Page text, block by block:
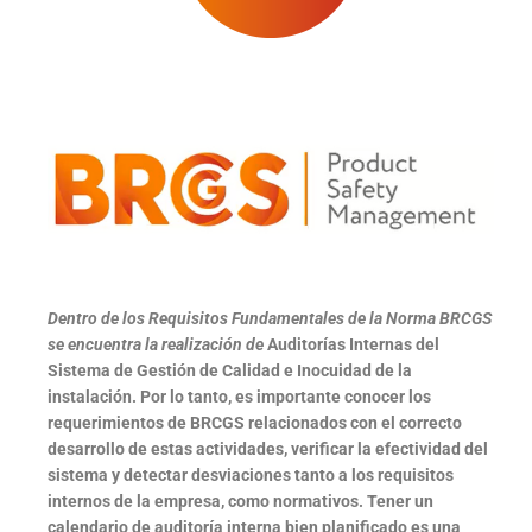
Dentro de los Requisitos Fundamentales de la Norma BRCGS
se encuentra la realización deAuditorías Internas del
Sistema de Gestión de Calidad e Inocuidad de la
instalación. Por lo tanto, es importante conocer los
requerimientos de BRCGS relacionados con el correcto
desarrollo de estas actividades, verificar la efectividad del
sistema y detectar desviaciones tanto a los requisitos
internos de la empresa, como normativos. Tener un
calendario de auditoría interna bien planificado es una